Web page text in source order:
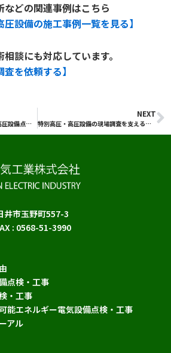
どの関連事例はこちら
圧設備の施工事例一覧を見る】
談にも対応しています。
査を依頼する】
ゴールデンウィーク中の特別高圧設備点検 ｜保安協会様からのご依頼で、今年も現場に入りました
NEXT
特別高圧・高圧設備の現場調査を支える 技術総括Tさんを紹介します
井市玉野町557-3
: 0568-51-3990
点検・工事
・工事
能エネルギー電気設備点検・工事
アル